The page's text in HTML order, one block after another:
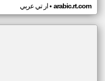
ار تي عربي• arabic.rt.com